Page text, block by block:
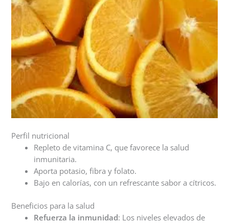
Perfil nutricional
Repleto de vitamina C, que favorece la salud
inmunitaria.
Aporta potasio, fibra y folato.
Bajo en calorías, con un refrescante sabor a cítricos.
Beneficios para la salud
Refuerza la inmunidad: Los niveles elevados de